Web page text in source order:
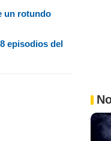
un rotundo
episodios del